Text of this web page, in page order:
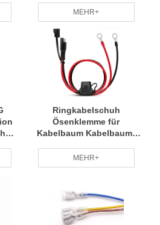
MEHR+
Ringkabelschuh
Ösenklemme für
Kabelbaum Kabelbaum-
Verbindungskabel
MEHR+